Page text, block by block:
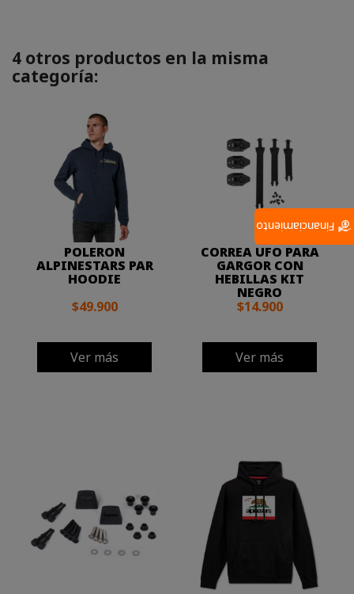
4 otros productos en la misma
categoría:
POLERON
ALPINESTARS PAR
HOODIE
$49.900
Ver más
CORREA UFO PARA
GARGOR CON
HEBILLAS KIT
NEGRO
$14.900
Ver más
Financiamiento